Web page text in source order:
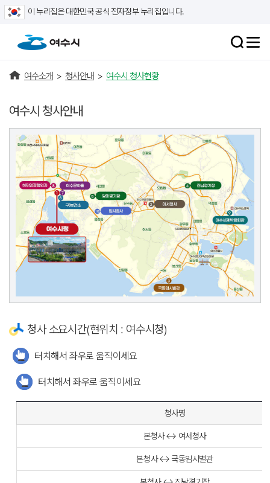
이 누리집은 대한민국 공식 전자정부 누리집입니다.
여수소개 > 청사안내 > 여수시 청사현황
여수시 청사안내
청사 소요시간(현위치 : 여수시청)
터치해서 좌우로 움직이세요
터치해서 좌우로 움직이세요
청사명
본청사 ↔ 여서청사
본청사 ↔ 국동임시별관